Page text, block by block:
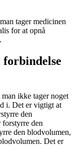
tager medicinen
for at opnå
ikke tager noget
i. Det er vigtigt at
den
den
den blodvolumen,
Det er